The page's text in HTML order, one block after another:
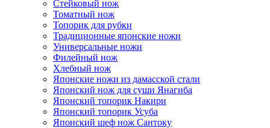
Стейковый нож
Томатный нож
Топорик для рубки
Традиционные японские ножи
Универсальные ножи
Филейный нож
Хлебный нож
Японские ножи из дамасской стали
Японский нож для суши Янагиба
Японский топорик Накири
Японский топорик Усуба
Японский шеф нож Сантоку